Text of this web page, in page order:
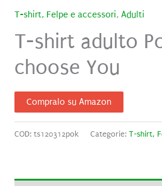
T-shirt, Felpe e accessori, Adulti
T-shirt adulto
choose You
Compralo su Amazon
COD: ts120312pok Categorie: T-shirt,